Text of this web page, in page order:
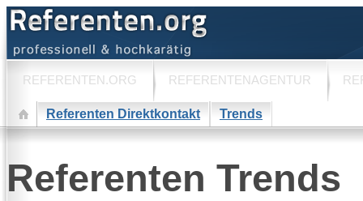
REFERENTEN.ORG REFERENTENAGENTUR
Referenten Direktkontakt Trends
Referenten Trends